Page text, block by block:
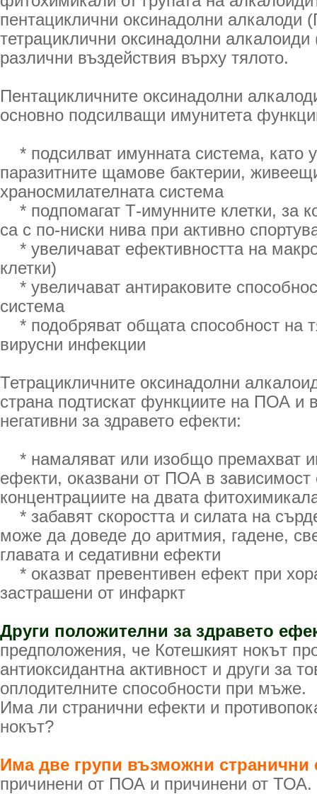
пентациклични оксинадолни алкалоди
тетрациклични оксинадолни
различни въздействия върху тялото.
Пентацикличните оксинадолни
основно подсилващи имунитета
* подсилват имунната система, като
паразитните щамове бактерии,
храносмилателната система
* подпомагат Т-имунните клетки, за
са с по-ниски нива при активно
* увеличават ефективността на
клетки)
* увеличават антираковите
система
* подобряват общата способност на
вирусни инфекции
Тетрацикличните оксинадолни
страна подтискат функциите на ПОА и
негативни за здравето ефекти:
* намаляват или изобщо премахват
ефекти, оказвани от ПОА в зависимост
концентрациите на двата
* забавят скоростта и силата на
може да доведе до аритмия, гадене,
главата и седативни ефекти
* оказват превентивен ефект при
застрашени от инфаркт
Други положителни за здравето
предположения, че Котешкият нокът
антиоксидантна активност и други за
оплодителните способности при мъже.
Има ли странични ефекти и
нокът?
Има две групи възможни странични
причинени от ПОА и причинени от